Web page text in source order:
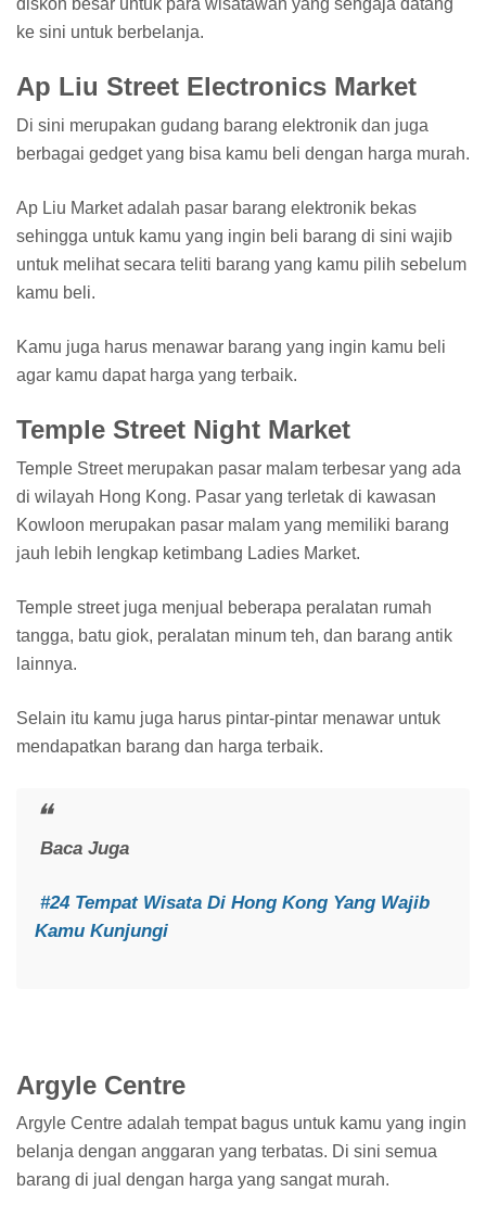
diskon besar untuk para wisatawan yang sengaja datang
ke sini untuk berbelanja.
Ap Liu Street Electronics Market
Di sini merupakan gudang barang elektronik dan juga
berbagai gedget yang bisa kamu beli dengan harga murah.
Ap Liu Market adalah pasar barang elektronik bekas
sehingga untuk kamu yang ingin beli barang di sini wajib
untuk melihat secara teliti barang yang kamu pilih sebelum
kamu beli.
Kamu juga harus menawar barang yang ingin kamu beli
agar kamu dapat harga yang terbaik.
Temple Street Night Market
Temple Street merupakan pasar malam terbesar yang ada
di wilayah Hong Kong. Pasar yang terletak di kawasan
Kowloon merupakan pasar malam yang memiliki barang
jauh lebih lengkap ketimbang Ladies Market.
Temple street juga menjual beberapa peralatan rumah
tangga, batu giok, peralatan minum teh, dan barang antik
lainnya.
Selain itu kamu juga harus pintar-pintar menawar untuk
mendapatkan barang dan harga terbaik.
Baca Juga
#24 Tempat Wisata Di Hong Kong Yang Wajib
Kamu Kunjungi
Argyle Centre
Argyle Centre adalah tempat bagus untuk kamu yang ingin
belanja dengan anggaran yang terbatas. Di sini semua
barang di jual dengan harga yang sangat murah.